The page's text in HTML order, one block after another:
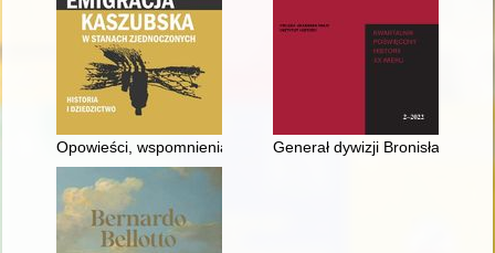
Opowieści, wspomnienia, refleksje o życiu emigracyjnym
Generał dywizji Bronisław